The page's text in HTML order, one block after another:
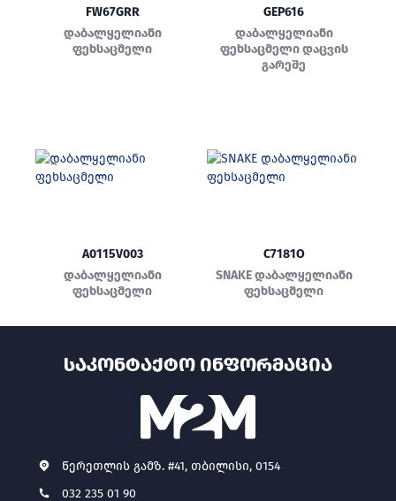
FW67GRR
დაბალყელიანი
ფეხსაცმელი
GEP616
დაბალყელიანი
ფეხსაცმელი დაცვის
გარეშე
A0115V003
დაბალყელიანი
ფეხსაცმელი
C7181O
SNAKE დაბალყელიანი
ფეხსაცმელი
ᲡᲐᲙᲝᲜᲢᲐᲥᲢᲝ ᲘᲜᲤᲝᲠᲛᲐᲪᲘᲐ
წერეთლის გამზ. #41, თბილისი, 0154
032 235 01 90